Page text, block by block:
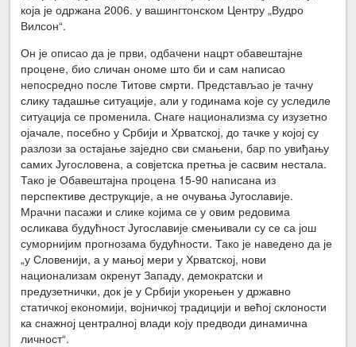
која је одржана 2006. у вашингтонском Центру „Вудро
Вилсон“.
Он је описао да је први, одбачени нацрт обавештајне
процене, био сличан ономе што би и сам написао
непосредно после Титове смрти. Представљао је тачну
слику тадашње ситуације, али у годинама које су уследиле
ситуација се про­менила. Снаге национализма су изузетно
ојачале, посебно у Србији и Хрватској, до тачке у којој су
разлози за остајање заједно сви смањени, бар по увиђању
самих Југословена, а совјетска претња је сасвим нестала.
Тако је Обавештајна процена 15-90 написана из
перспективе деструкције, а не очувања Југославије.
Мрачни пасажи и слике којима се у овим редовима
осликава будућност Југо­славије смењивали су се са још
суморнијим прогнозама будућности. Тако је наведено да је
„у Словенији, а у мањој мери у Хрватској, нови
национализам окренут Западу, демократски и
предузетнички, док је у Србији укорењен у државно
статичкој економији, војничкој традицији и већој склоности
ка снажној централној влади коју предводи динамична
личност“.